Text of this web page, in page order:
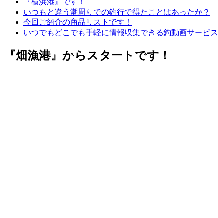
いつもと違う潮周りでの釣行で得たことはあったか？
今回ご紹介の商品リストです！
いつでもどこでも手軽に情報収集できる釣動画サービス
『畑漁港』からスタートです！